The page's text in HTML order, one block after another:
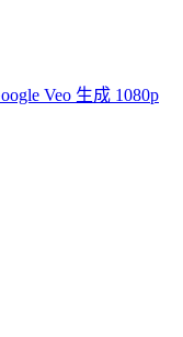
Veo 生成 1080p